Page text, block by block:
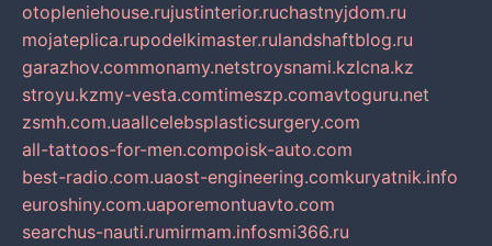
otopleniehouse.rujustinterior.ruchastnyjdom.ru
mojateplica.rupodelkimaster.rulandshaftblog.ru
garazhov.commonamy.netstroysnami.kzlcna.kz
stroyu.kzmy-vesta.comtimeszp.comavtoguru.net
zsmh.com.uaallcelebsplasticsurgery.com
all-tattoos-for-men.compoisk-auto.com
best-radio.com.uaost-engineering.comkuryatnik.info
euroshiny.com.uaporemontuavto.com
searchus-nauti.rumirmam.infosmi366.ru